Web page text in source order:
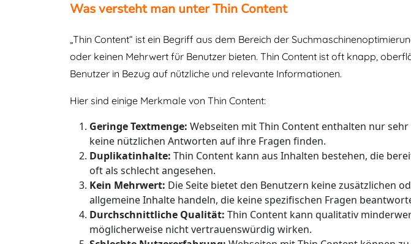
Was versteht man unter Thin Content
„Thin Content“ ist ein Begriff aus dem Bereich der
oder keinen Mehrwert für Benutzer bieten. Thin Content ist oft knapp,
Benutzer in Bezug auf nützliche und relevante Informationen.
Hier sind einige Merkmale von Thin Content:
Geringe Textmenge: Webseiten mit Thin Content enthalten nur
keine nützlichen Antworten auf ihre Fragen finden.
Duplikatinhalte: Thin Content kann aus Inhalten bestehen, die
oft als schlecht angesehen.
Kein Mehrwert: Die Seite bietet den Benutzern keine zusätzlichen
allgemeine Inhalte handeln, die keine spezifischen Fragen
Durchschnittliche Qualität: Thin Content kann qualitativ
möglicherweise nicht vertrauenswürdig wirken.